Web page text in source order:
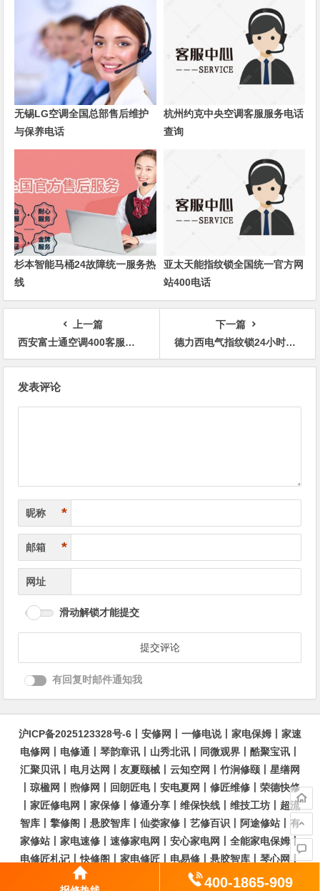
无锡LG空调全国总部售后维护
与保养电话
杭州约克中央空调客服服务电话
查询
杉本智能马桶24故障统一服务热
线
亚太天能指纹锁全国统一官方网
站400电话
上一篇
西安富士通空调400客服网点全国预约
下一篇
德力西电气指纹锁24小时厂家各地售后服务电话
发表评论
昵称 *
邮箱 *
网址
滑动解锁才能提交
有回复时邮件通知我
沪ICP备2025123328号-6 安修网 一修电说丨 家电保姆
家速
电修网
电修通 琴韵章讯 山秀北讯 同微观界 酷聚宝讯
汇聚贝讯
电月达网 友夏颐械 云知空网 竹涧修颐
星缮网
琼楹网 煦修网 回朗匠电丨 安电夏网 修匠维修
荣德快修
家匠修电网 家保修 修通分享 维保快线 维技工坊
超流
智库
擎修阁 悬胶智库 仙娄家修 艺修百识 阿途修站
有
家修站
家电速修 速修家电网 安心家电网 全能家电保姆丨
电修匠札记 丨快修阁 家电修匠 电易修 悬胶智库 琴心网丨
琥梦网
醉琼网丨碧城网
400-1865-909